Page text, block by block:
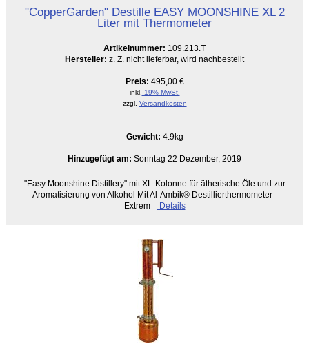
"CopperGarden" Destille EASY MOONSHINE XL 2
Liter mit Thermometer
Artikelnummer: 109.213.T
Hersteller: z. Z. nicht lieferbar, wird nachbestellt
Preis: 495,00 €
inkl.
19% MwSt.
zzgl. Versandkosten
Gewicht: 4.9kg
Hinzugefügt am: Sonntag 22 Dezember, 2019
"Easy Moonshine Distillery" mit XL-Kolonne für ätherische Öle und zur
Aromatisierung von Alkohol Mit Al-Ambik® Destillierthermometer -
Extrem
Details